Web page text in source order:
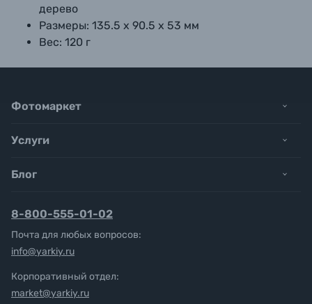
дерево
Размеры: 135.5 х 90.5 х 53 мм
Вес: 120 г
Фотомаркет
Услуги
Блог
8-800-555-01-02
Почта для любых вопросов:
info@yarkiy.ru
Корпоративный отдел:
market@yarkiy.ru